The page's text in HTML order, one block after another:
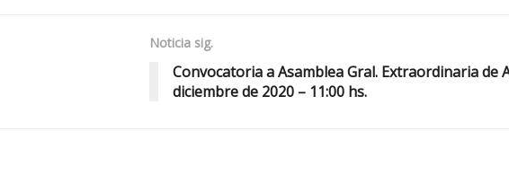
Noticia sig.
Convocatoria a Asamblea Gral. Extraordinaria de
diciembre de 2020 – 11:00 hs.